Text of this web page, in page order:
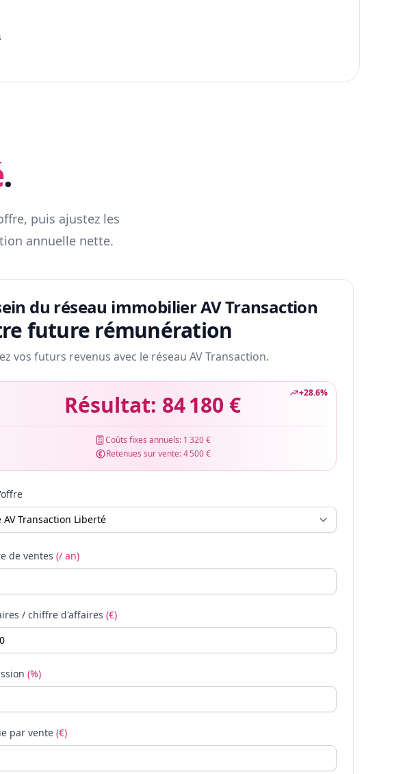
.
puis ajustez les
annuelle nette.
du réseau immobilier AV Transaction
future rémunération
vos futurs revenus avec le réseau AV Transaction.
+28.6%
Résultat: 84 180 €
Coûts fixes annuels: 1 320 €
Retenues sur vente:4 500 €
de ventes (/ an)
/ chiffre d'affaires (€)
(%)
par vente (€)